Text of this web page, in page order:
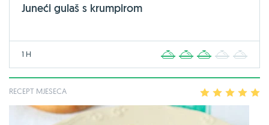
Juneći gulaš s krumpirom
1 H 2 3 4
RECEPT MJESECA 2 3 4